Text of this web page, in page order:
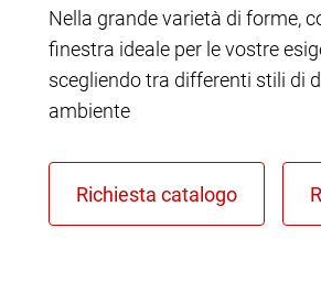
Nella grande varietà di forme,
finestra ideale per le vostre
scegliendo tra differenti stili di
ambiente